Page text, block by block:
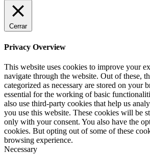
Cerrar
Privacy Overview
This website uses cookies to improve your
navigate through the website. Out of these,
categorized as necessary are stored on your
essential for the working of basic
also use third-party cookies that help us
you use this website. These cookies will be
only with your consent. You also have the
cookies. But opting out of some of these
browsing experience.
Necessary